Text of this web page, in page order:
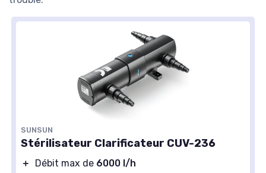
SUNSUN
Stérilisateur Clarificateur CUV-236
＋ Débit max de 6000 l/h